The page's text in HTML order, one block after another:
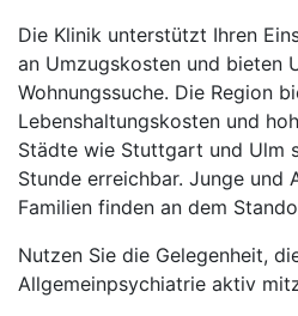
Die Klinik unterstützt Ihren
an Umzugskosten und bieten
Wohnungssuche. Die Region
Lebenshaltungskosten und
Städte wie Stuttgart und Ulm
Stunde erreichbar. Junge und
Familien finden an dem
Nutzen Sie die Gelegenheit,
Allgemeinpsychiatrie aktiv